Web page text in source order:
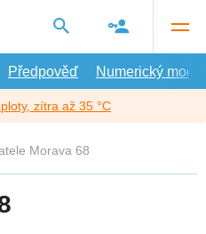
Předpověď Numerický model
zítra až 35 °C
Morava 68